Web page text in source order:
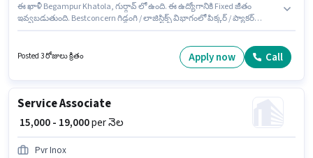
ఈ ఖాళీ Begampur Khatola, గుర్గావ్ లో ఉంది. ఈ ఉద్యోగానికి Fixed జీతం
ఇవ్వబడుతుంది. Bestconcern గిడ్డంగి / లాజిస్టిక్స్ విభాగంలో పిక్కర్ / ప్యాకర్
Time ఉద్యోగం, ఇందులో Rotation Shift మరియు వారానికి 6 days working
ఉంటాయి. ఈ ఉద్యోగానికి అభ్యర్థి వద్ద Order Picking ఉండాలి.
Posted 3 రోజులు క్రితం Apply now Call
Service Associate
₹ 15,000 - 19,000per నెల
Pvr Inox